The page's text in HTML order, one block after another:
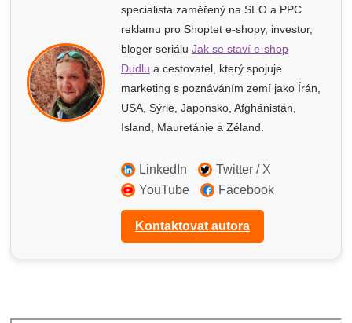
specialista zaměřený na SEO a PPC
reklamu pro Shoptet e-shopy, investor,
bloger seriálu Jak se staví e-shop
Dudlu a cestovatel, který spojuje
marketing s poznáváním zemí jako Írán,
USA, Sýrie, Japonsko, Afghánistán,
Island, Mauretánie a Zéland.
LinkedIn
Twitter / X
YouTube
Facebook
Kontaktovat autora